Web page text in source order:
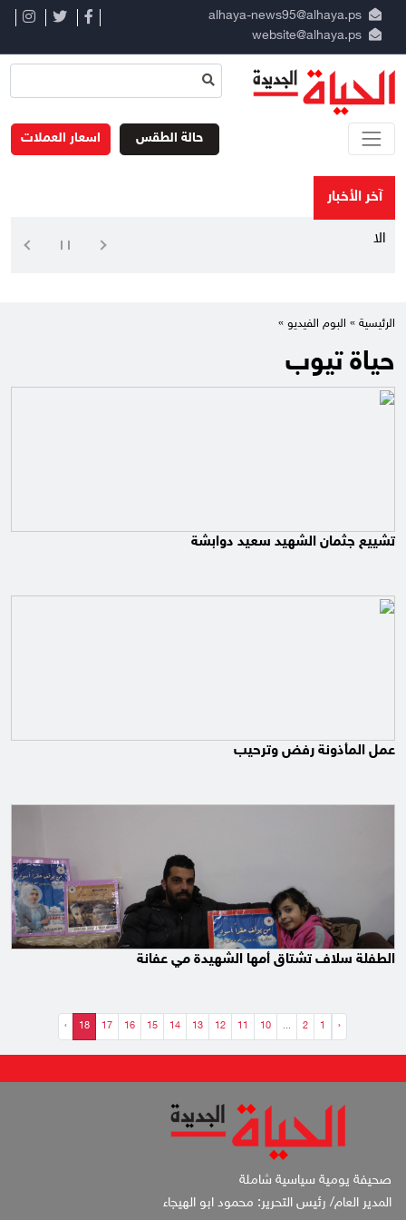
alhaya-news95@alhaya.ps
website@alhaya.ps
اسعار العملات حالة الطقس
آخر الأخبار
الاحتل
الرئيسية » البوم الفيديو »
حياة تيوب
تشييع جثمان الشهيد سعيد دوابشة
عمل المأذونة رفض وترحيب
الطفلة سلاف تشتاق أمها الشهيدة مي عفانة
‹
1
2
...
10
11
12
13
14
15
16
17
18
›
صحيفة يومية سياسية شاملة
المدير العام/ رئيس التحرير: محمود ابو الهيجاء